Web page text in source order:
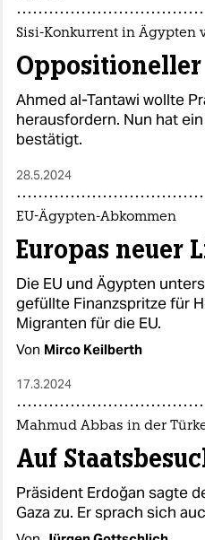
Sisi-Konkurrent in Ägypten
Ahmed al-Tantawi wollte
herausfordern. Nun hat
bestätigt.
28.5.2024
EU-Ägypten-Abkommen
Europas neuer
Die EU und Ägypten
gefüllte Finanzspritze für
Migranten für die EU.
Von Mirco Keilberth
17.3.2024
Mahmud Abbas in der
Auf
Präsident Erdoğan sagte
Gaza zu. Er sprach sich